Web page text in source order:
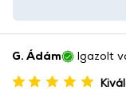
G. Ádám Igazolt